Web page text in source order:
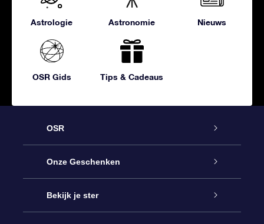
Astrologie Astronomie Nieuws
OSR Gids Tips & Cadeaus
OSR
Service
Contact
Onze Geschenken
Online Star Gift
Bekijk je ster